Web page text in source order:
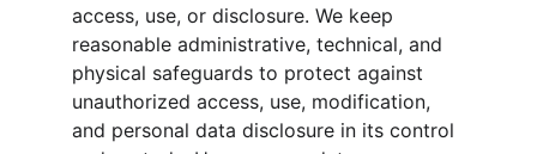
access, use, or disclosure. We keep
reasonable administrative, technical, and
physical safeguards to protect against
unauthorized access, use, modification,
and personal data disclosure in its control